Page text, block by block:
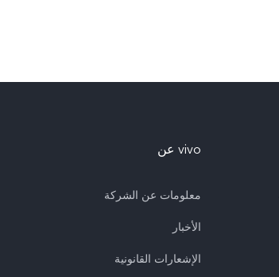
vivo عن
معلومات عن الشركة
الأخبار
الإشعارات القانونية